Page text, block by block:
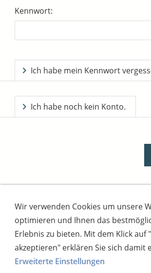
Kennwort:
Ich habe mein Kennwort
Ich habe noch kein Konto.
Impressum AGB
Widerrufsrecht
Online-
Datenschutz
Versand
Kontakt
Disclaimer
Bankverbindung: Consorsbank,
Wir verwenden Cookies um unsere
optimieren und Ihnen das
Erlebnis zu bieten. Mit dem Klick auf
akzeptieren" erklären Sie sich damit
Erweiterte Einstellungen